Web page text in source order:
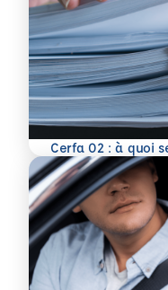
Cerfa 02 : à quoi
En savoir plus